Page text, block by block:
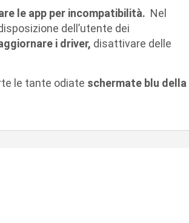
le app per incompatibilità. Nel
dell’utente dei
i driver, disattivare delle
le tante odiate schermate blu della